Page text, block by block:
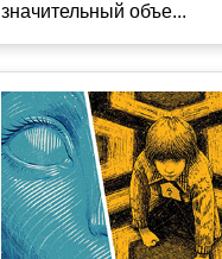
значительный объе...